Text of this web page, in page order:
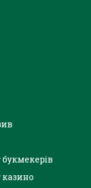
казино